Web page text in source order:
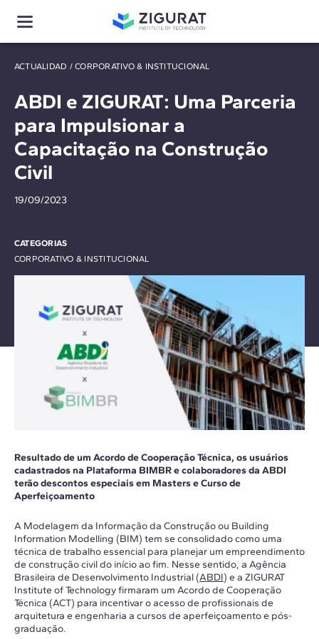
ACTUALIDAD /CORPORATIVO & INSTITUCIONAL
ABDI e ZIGURAT: Uma Parceria
para Impulsionar a
Capacitação na Construção
Civil
19/09/2023
CATEGORIAS
CORPORATIVO & INSTITUCIONAL
Resultado de um Acordo de Cooperação Técnica, os usuários
cadastrados na Plataforma BIMBR e colaboradores da ABDI
terão descontos especiais em Masters e Curso de
Aperfeiçoamento
A Modelagem da Informação da Construção ou Building
Information Modelling (BIM) tem se consolidado como uma
técnica de trabalho essencial para planejar um empreendimento
de construção civil do início ao fim. Nesse sentido, a Agência
Brasileira de Desenvolvimento Industrial (ABDI) e a ZIGURAT
Institute of Technology firmaram um Acordo de Cooperação
Técnica (ACT) para incentivar o acesso de profissionais de
arquitetura e engenharia a cursos de aperfeiçoamento e pós-
graduação.